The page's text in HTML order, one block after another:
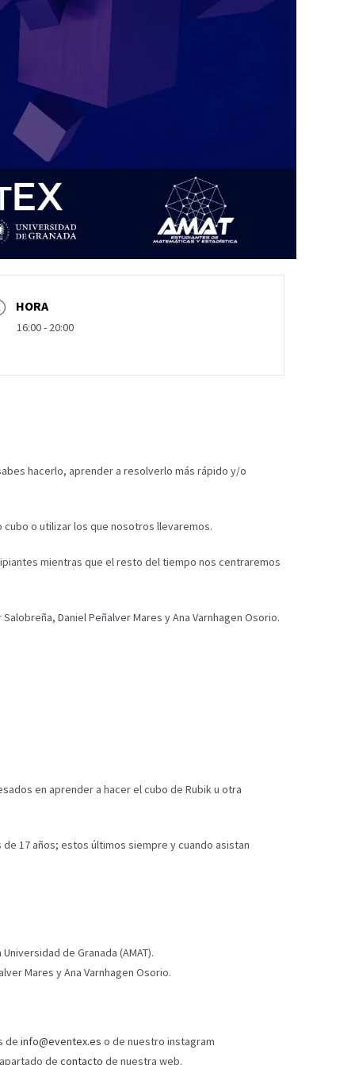
HORA
16:00 - 20:00
hacerlo, aprender a resolverlo más rápido y/o
o utilizar los que nosotros llevaremos.
mientras que el resto del tiempo nos centraremos
Daniel Peñalver Mares y Ana Varnhagen Osorio.
en aprender a hacer el cubo de Rubik u otra
17 años; estos últimos siempre y cuando asistan
de Granada (AMAT).
Mares y Ana Varnhagen Osorio.
de info@eventex.es o de nuestro instagram
de contacto de nuestra web.